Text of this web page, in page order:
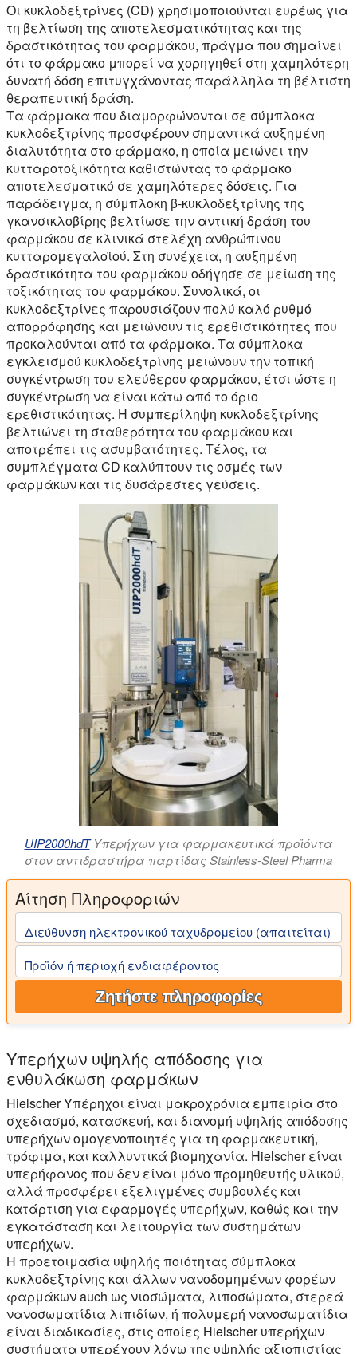
Οι κυκλοδεξτρίνες (CD) χρησιμοποιούνται ευρέως για
τη βελτίωση της αποτελεσματικότητας και της
δραστικότητας του φαρμάκου, πράγμα που σημαίνει
ότι το φάρμακο μπορεί να χορηγηθεί στη χαμηλότερη
δυνατή δόση επιτυγχάνοντας παράλληλα τη βέλτιστη
θεραπευτική δράση.
Τα φάρμακα που διαμορφώνονται σε σύμπλοκα
κυκλοδεξτρίνης προσφέρουν σημαντικά αυξημένη
διαλυτότητα στο φάρμακο, η οποία μειώνει την
κυτταροτοξικότητα καθιστώντας το φάρμακο
αποτελεσματικό σε χαμηλότερες δόσεις. Για
παράδειγμα, η σύμπλοκη β-κυκλοδεξτρίνης της
γκανσικλοβίρης βελτίωσε την αντιική δράση του
φαρμάκου σε κλινικά στελέχη ανθρώπινου
κυτταρομεγαλοϊού. Στη συνέχεια, η αυξημένη
δραστικότητα του φαρμάκου οδήγησε σε μείωση της
τοξικότητας του φαρμάκου. Συνολικά, οι
κυκλοδεξτρίνες παρουσιάζουν πολύ καλό ρυθμό
απορρόφησης και μειώνουν τις ερεθιστικότητες που
προκαλούνται από τα φάρμακα. Τα σύμπλοκα
εγκλεισμού κυκλοδεξτρίνης μειώνουν την τοπική
συγκέντρωση του ελεύθερου φαρμάκου, έτσι ώστε η
συγκέντρωση να είναι κάτω από το όριο
ερεθιστικότητας. Η συμπερίληψη κυκλοδεξτρίνης
βελτιώνει τη σταθερότητα του φαρμάκου και
αποτρέπει τις ασυμβατότητες. Τέλος, τα
συμπλέγματα CD καλύπτουν τις οσμές των
φαρμάκων και τις δυσάρεστες γεύσεις.
UIP2000hdTΥπερήχων για φαρμακευτικά προϊόντα
στον αντιδραστήρα παρτίδας Stainless-Steel Pharma
Αίτηση Πληροφοριών
Διεύθυνση ηλεκτρονικού ταχυδρομείου (απαιτείται)
Προϊόν ή περιοχή ενδιαφέροντος
Ζητήστε πληροφορίες
Υπερήχων υψηλής απόδοσης για
ενθυλάκωση φαρμάκων
Hielscher Υπέρηχοι είναι μακροχρόνια εμπειρία στο
σχεδιασμό, κατασκευή, και διανομή υψηλής απόδοσης
υπερήχων ομογενοποιητές για τη φαρμακευτική,
τρόφιμα, και καλλυντικά βιομηχανία. Hielscher είναι
υπερήφανος που δεν είναι μόνο προμηθευτής υλικού,
αλλά προσφέρει εξελιγμένες συμβουλές και
κατάρτιση για εφαρμογές υπερήχων, καθώς και την
εγκατάσταση και λειτουργία των συστημάτων
υπερήχων.
Η προετοιμασία υψηλής ποιότητας σύμπλοκα
κυκλοδεξτρίνης και άλλων νανοδομημένων φορέων
φαρμάκων auch ως νιοσώματα, λιποσώματα, στερεά
νανοσωματίδια λιπιδίων, ή πολυμερή νανοσωματίδια
είναι διαδικασίες, στις οποίες Hielscher υπερήχων
συστήματα υπερέχουν λόγω της υψηλής αξιοπιστίας